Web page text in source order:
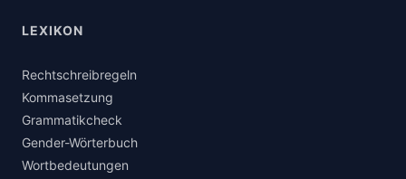
LEXIKON
Rechtschreibregeln
Kommasetzung
Grammatikcheck
Gender-Wörterbuch
Wortbedeutungen